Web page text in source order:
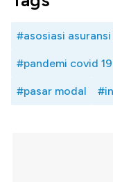
#asosiasi
#pandemi covid 19
#pasar modal